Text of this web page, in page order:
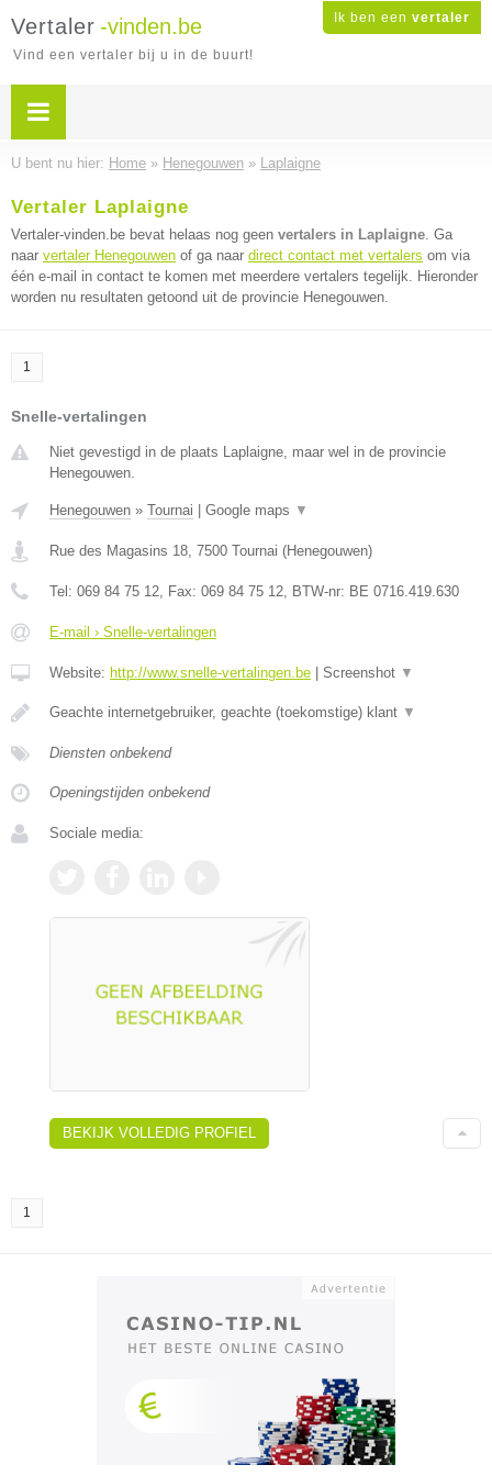
Ik ben een vertaler
Vertaler -vinden.be
Vind een vertaler bij u in de buurt!
U bent nu hier: Home » Henegouwen » Laplaigne
Vertaler Laplaigne
Vertaler-vinden.be bevat helaas nog geen vertalers in Laplaigne. Ga
naar vertaler Henegouwen of ga naar direct contact met vertalers om via
één e-mail in contact te komen met meerdere vertalers tegelijk. Hieronder
worden nu resultaten getoond uit de provincie Henegouwen.
1
Snelle-vertalingen
Niet gevestigd in de plaats Laplaigne, maar wel in de provincie
Henegouwen.
Henegouwen » Tournai Google maps ▼
Rue des Magasins 18, 7500 Tournai (Henegouwen)
Tel: 069 84 75 12, Fax: 069 84 75 12, BTW-nr: BE 0716.419.630
E-mail › Snelle-vertalingen
Website: http://www.snelle-vertalingen.be Screenshot ▼
Geachte internetgebruiker, geachte (toekomstige) klant ▼
Diensten onbekend
Openingstijden onbekend
Sociale media:
BEKIJK VOLLEDIG PROFIEL
1